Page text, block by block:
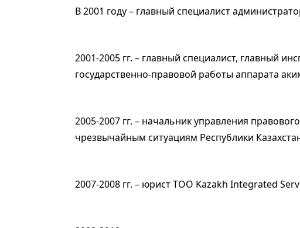
В 2001 году – главный специалист
2001-2005 гг. – главный специалист, главный
государственно-правовой работы аппарата
2005-2007 гг. – начальник управления
чрезвычайным ситуациям Республики
2007-2008 гг. – юрист ТОО Kazakh Integrated